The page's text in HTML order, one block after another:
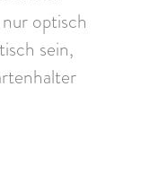
optisch
sein,